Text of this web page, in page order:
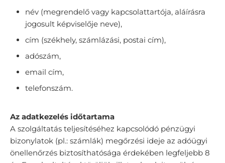
név (megrendelő vagy kapcsolattartója, aláírásra
jogosult képviselője neve),
cím (székhely, számlázási, postai cím),
adószám,
email cím,
telefonszám.
Az adatkezelés időtartama
A szolgáltatás teljesítéséhez kapcsolódó pénzügyi
bizonylatok (pl.: számlák) megőrzési ideje az adóügyi
önellenőrzés biztosíthatósága érdekében legfeljebb 8